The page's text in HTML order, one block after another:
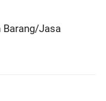
Barang/Jasa